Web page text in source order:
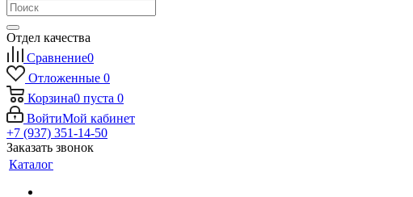
Отдел качества
Сравнение0
Отложенные 0
Корзина0 пуста 0
ВойтиМой кабинет
+7 (937) 351-14-50
Заказать звонок
Каталог